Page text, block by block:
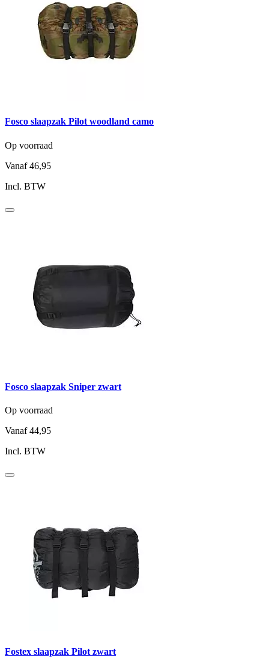
Fosco slaapzak Pilot woodland camo
Op voorraad
Vanaf 46,95
Incl. BTW
Fosco slaapzak Sniper zwart
Op voorraad
Vanaf 44,95
Incl. BTW
Fostex slaapzak Pilot zwart